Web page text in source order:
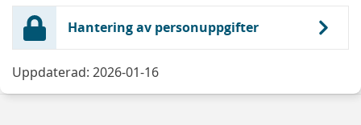
Hantering av personuppgifter
Uppdaterad: 2026-01-16